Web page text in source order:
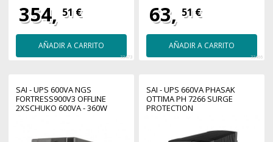
354, 51 €
AÑADIR A CARRITO
33473
63, 51 €
AÑADIR A CARRITO
33466
SAI - UPS 600VA NGS
FORTRESS900V3 OFFLINE
2XSCHUKO 600VA - 360W
SAI - UPS 660VA PHASAK
OTTIMA PH 7266 SURGE
PROTECTION